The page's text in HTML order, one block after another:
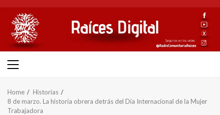
content
Primary
Home
Historias
8 de marzo. La historia obrera detrás del Día Internacional de la Mujer
Trabajadora